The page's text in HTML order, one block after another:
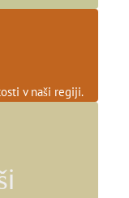
v naši regiji.